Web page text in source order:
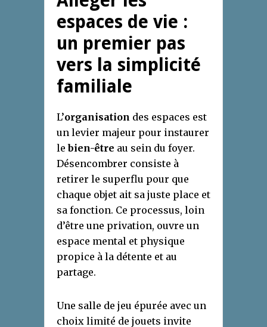
espaces de vie :
un premier pas
vers la simplicité
familiale
L’organisation des espaces est
un levier majeur pour instaurer
lebien-être au sein du foyer.
Désencombrer consiste à
retirer le superflu pour que
chaque objet ait sa juste place et
sa fonction. Ce processus, loin
d’être une privation, ouvre un
espace mental et physique
propice à la détente et au
partage.
Une salle de jeu épurée avec un
choix limité de jouets invite